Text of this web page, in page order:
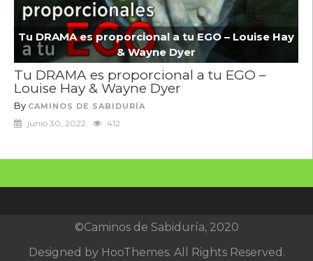
Tu DRAMA es proporcional a tu EGO – Louise Hay
& Wayne Dyer
Tu DRAMA es proporcional a tu EGO –
Louise Hay & Wayne Dyer
By CAMINOS DE SABIDURÍA
junio 30, 2022 412
©Caminos de Sabiduría, 2020
Designed by HooThemes. All Rights Reserved.